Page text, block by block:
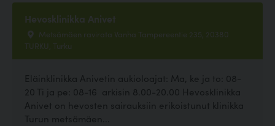
Hevosklinikka Anivet
Metsämäen ravirata Vanha Tampereentie 235, 20380
TURKU, Turku
Eläinklinikka Anivetin aukioloajat: Ma, ke ja to: 08-
20 Ti ja pe: 08-16 arkisin 8.00-20.00 Hevosklinikka
Anivet on hevosten sairauksiin erikoistunut klinikka
Turun metsämäen...